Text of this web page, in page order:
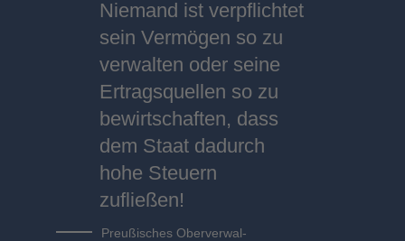
Niemand ist verpflichtet
sein Vermögen so zu
verwalten oder seine
Ertragsquellen so zu
bewirtschaften, dass
dem Staat dadurch
hohe Steuern
zufließen!
Preu­ßi­sches Ober­ver­wal­